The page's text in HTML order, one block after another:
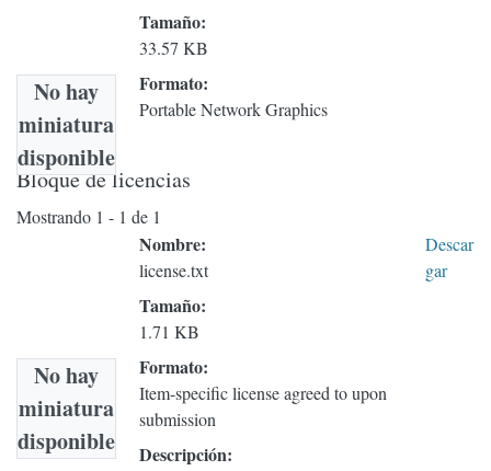
No hay
miniatura
disponible
Tamaño:
33.57 KB
Formato:
Portable Network Graphics
Bloque de licencias
Mostrando 1 - 1 de 1
No hay
miniatura
disponible
Nombre:
license.txt
Tamaño:
1.71 KB
Formato:
Item-specific license agreed to upon
submission
Descripción:
Descar
gar